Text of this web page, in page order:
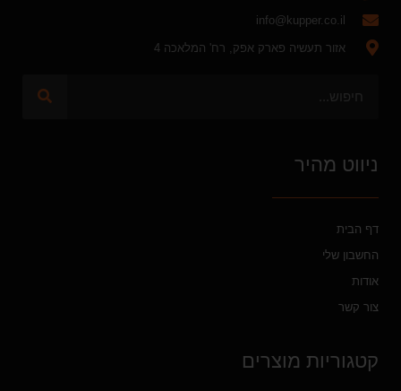
info@kupper.co.il
אזור תעשיה פארק אפק, רח' המלאכה 4
ניווט מהיר
דף הבית
החשבון שלי
אודות
צור קשר
קטגוריות מוצרים